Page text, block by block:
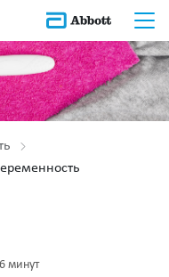
минут